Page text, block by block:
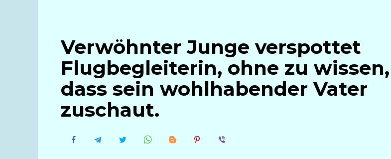
Verwöhnter Junge verspottet
Flugbegleiterin, ohne zu wissen,
dass sein wohlhabender Vater
zuschaut.